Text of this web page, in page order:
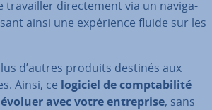
tra­vail­ler di­rec­te­ment via un na­vi­ga­
ainsi une ex­pé­rience fluide sur les
d’autres produits destinés aux
Ainsi, ce logiciel de comp­ta­bi­lité
avec votre en­tre­prise, sans